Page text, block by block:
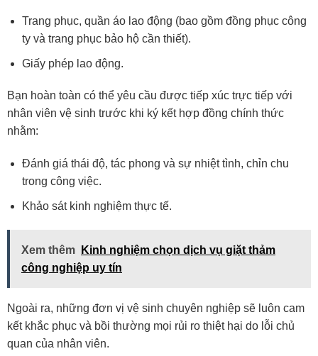
Trang phục, quần áo lao động (bao gồm đồng phục công
ty và trang phục bảo hộ cần thiết).
Giấy phép lao động.
Bạn hoàn toàn có thể yêu cầu được tiếp xúc trực tiếp với
nhân viên vệ sinh trước khi ký kết hợp đồng chính thức
nhằm:
Đánh giá thái độ, tác phong và sự nhiệt tình, chỉn chu
trong công việc.
Khảo sát kinh nghiệm thực tế.
Xem thêm
Kinh nghiệm chọn dịch vụ giặt thảm
công nghiệp uy tín
Ngoài ra, những đơn vị vệ sinh chuyên nghiệp sẽ luôn cam
kết khắc phục và bồi thường mọi rủi ro thiệt hại do lỗi chủ
quan của nhân viên.